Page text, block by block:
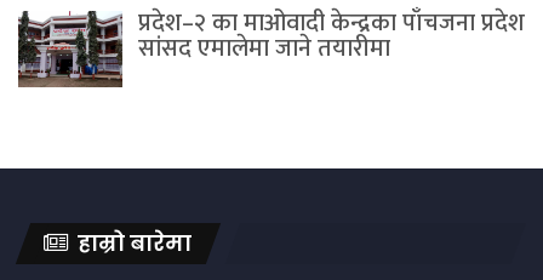
प्रदेश–२ का माओवादी केन्द्रका पाँचजना प्रदेश
सांसद एमालेमा जाने तयारीमा
हाम्रो बारेमा